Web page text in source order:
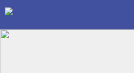
Zum
Inhalt
springen